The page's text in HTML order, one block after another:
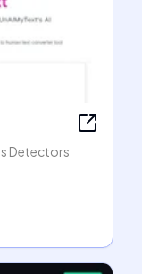
Detectors